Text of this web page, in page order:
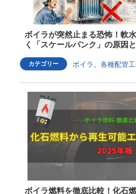
ボイラが突然止まる恐怖！軟
く「スケールパンク」の原因
カテゴリー ボイラ 各種配管
ボイラ燃料を徹底比較！化石